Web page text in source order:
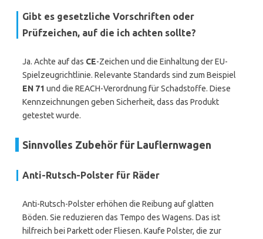
Gibt es gesetzliche Vorschriften oder
Prüfzeichen, auf die ich achten sollte?
Ja. Achte auf das CE-Zeichen und die Einhaltung der EU-
Spielzeugrichtlinie. Relevante Standards sind zum Beispiel
EN 71 und die REACH-Verordnung für Schadstoffe. Diese
Kennzeichnungen geben Sicherheit, dass das Produkt
getestet wurde.
Sinnvolles Zubehör für Lauflernwagen
Anti-Rutsch-Polster für Räder
Anti-Rutsch-Polster erhöhen die Reibung auf glatten
Böden. Sie reduzieren das Tempo des Wagens. Das ist
hilfreich bei Parkett oder Fliesen. Kaufe Polster, die zur